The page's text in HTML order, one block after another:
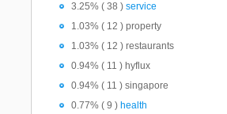
3.25% ( 38 ) service
1.03% ( 12 ) property
1.03% ( 12 ) restaurants
0.94% ( 11 ) hyflux
0.94% ( 11 ) singapore
0.77% ( 9 ) health